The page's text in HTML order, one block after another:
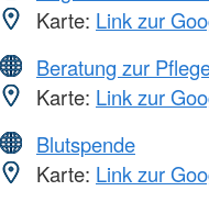
Karte: Link zur
Beratung zur
Karte: Link zur
Blutspende
Karte: Link zur